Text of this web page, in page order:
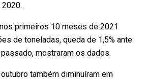
primeiros 10 meses de 2021
de toneladas, queda de 1,5% ante
mostraram os dados.
também diminuíram em